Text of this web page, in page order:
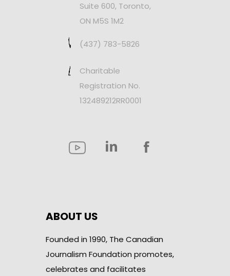
Suite 600, Toronto,
ON M5S 1M2
(437) 783-5826
Charitable
Registration No.
132489212RR0001
ABOUT US
Founded in 1990, The Canadian
Journalism Foundation promotes,
celebrates and facilitates